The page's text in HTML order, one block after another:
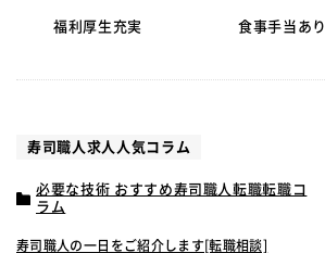
福利厚生充実 食事手当あり
寿司職人求人人気コラム
必要な技術 おすすめ寿司職人転職転職コ
ラム
寿司職人の一日をご紹介します[転職相談]